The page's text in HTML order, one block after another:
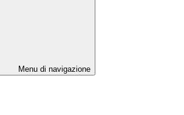
Menu di navigazione